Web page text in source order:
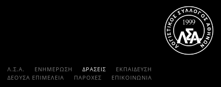
Λ.Σ.Α. ΕΝΗΜΕΡΩΣΗ ΔΡΑΣΕΙΣ
ΕΚΠΑΊΔΕΥΣΗ
ΔΕΟΥΣΑ ΕΠΙΜΕΛΕΙΑ
ΠΑΡΟΧΈΣ ΕΠΙΚΟΙΝΩΝΊΑ